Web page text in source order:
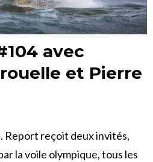
avec
et Pierre
Report reçoit deux invités,
la voile olympique, tous les